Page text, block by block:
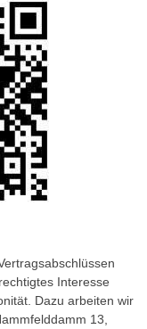
Interesse
Dazu arbeiten wir
13,